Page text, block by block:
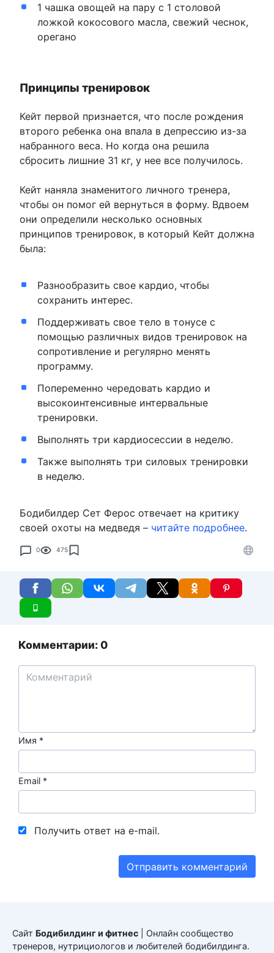
1 чашка овощей на пару с 1 столовой
ложкой кокосового масла, свежий чеснок,
орегано
Принципы тренировок
Кейт первой признается, что после рождения
второго ребенка она впала в депрессию из-за
набранного веса. Но когда она решила
сбросить лишние 31 кг, у нее все получилось.
Кейт наняла знаменитого личного тренера,
чтобы он помог ей вернуться в форму. Вдвоем
они определили несколько основных
принципов тренировок, в который Кейт должна
была:
Разнообразить свое кардио, чтобы
сохранить интерес.
Поддерживать свое тело в тонусе с
помощью различных видов тренировок на
сопротивление и регулярно менять
программу.
Попеременно чередовать кардио и
высокоинтенсивные интервальные
тренировки.
Выполнять три кардиосессии в неделю.
Также выполнять три силовых тренировки
в неделю.
Бодибилдер Сет Ферос отвечает на критику
своей охоты на медведя – читайте подробнее.
0 475
Комментарии: 0
Имя *
Email *
Получить ответ на e-mail.
Сайт Бодибилдинг и фитнес | Онлайн сообщество
тренеров, нутрициологов и любителей бодибилдинга.